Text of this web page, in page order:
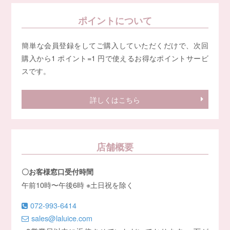
ポイントについて
簡単な会員登録をしてご購入していただくだけで、次回
購入から1 ポイント=1 円で使えるお得なポイントサービ
スです。
詳しくはこちら
店舗概要
〇お客様窓口受付時間
午前10時〜午後6時 ※土日祝を除く
072-993-6414
sales@laluice.com